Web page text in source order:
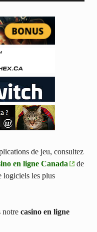
de jeu, consultez
en ligne Canada
de
logiciels les plus
notre casino en ligne